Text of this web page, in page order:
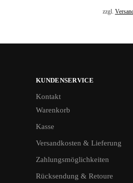
zzgl.
KUNDENSERVICE
Kontakt
Warenkorb
Kasse
Versandkosten & Lieferung
Zahlungsmöglichkeiten
Rücksendung & Retoure